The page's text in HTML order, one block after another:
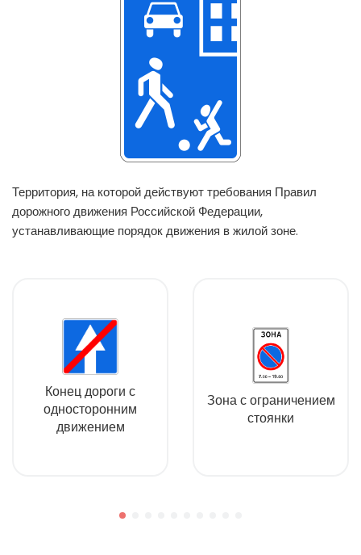
Территория, на которой действуют требования Правил
дорожного движения Российской Федерации,
устанавливающие порядок движения в жилой зоне.
Конец дороги с
односторонним
движением
Зона с ограничением
стоянки